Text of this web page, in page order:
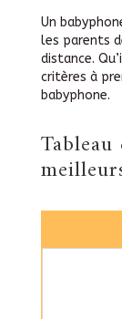
Un
les parents
distance.
critères à
babyphone.